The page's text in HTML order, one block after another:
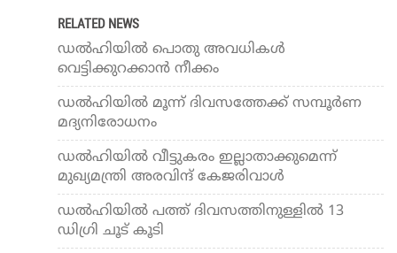
RELATED NEWS
ഡല്‍ഹിയില്‍ പൊതു അവധികള്‍
വെട്ടിക്കുറക്കാന്‍ നീക്കം
ഡല്‍ഹിയില്‍ മൂന്ന് ദിവസത്തേക്ക് സമ്പൂര്‍ണ
മദ്യനിരോധനം
ഡ​ൽ​ഹി​യി​ൽ വീ​ട്ടു​ക​രം ഇ​ല്ലാ​താ​ക്കു​മെ​ന്ന്
മുഖ്യമന്ത്രി അരവിന്ദ് കേ​ജ​രി​വാ​ൾ
ഡല്‍ഹിയില്‍ പത്ത് ദിവസത്തിനുള്ളില്‍ 13
ഡിഗ്രി ചൂട് കൂടി